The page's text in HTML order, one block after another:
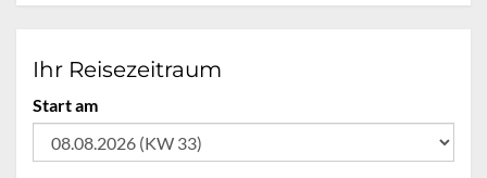
Ihr Reisezeitraum
Start am